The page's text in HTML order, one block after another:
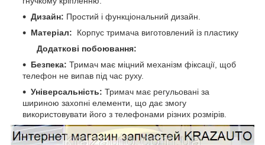
Дизайн: Простий і функціональний дизайн.
Матеріал: Корпус тримача виготовлений із пластику
Додаткові побоювання:
Безпека: Тримач має міцний механізм фіксації, щоб
телефон не випав під час руху.
Універсальність: Тримач має регульовані за
шириною захопні елементи, що дає змогу
використовувати його з телефонами різних розмірів.